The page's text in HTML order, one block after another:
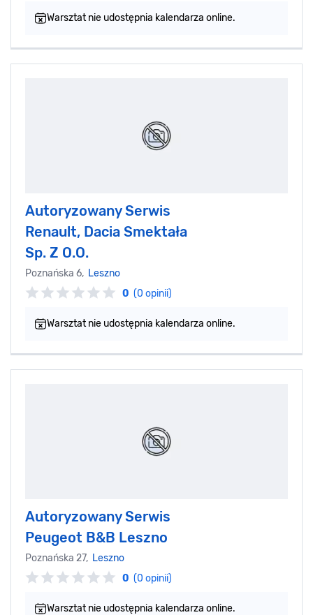
Warsztat nie udostępnia kalendarza online.
Autoryzowany Serwis
Renault, Dacia Smektała
Sp. Z O.O.
Poznańska 6, Leszno
0 (0 opinii)
Warsztat nie udostępnia kalendarza online.
Autoryzowany Serwis
Peugeot B&B Leszno
Poznańska 27, Leszno
0 (0 opinii)
Warsztat nie udostępnia kalendarza online.